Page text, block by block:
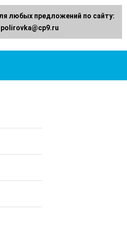
любых предложений по сайту: